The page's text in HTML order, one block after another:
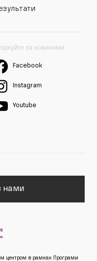
за новинами
Facebook
Instagram
Youtube
нами
центром в рамках Програми